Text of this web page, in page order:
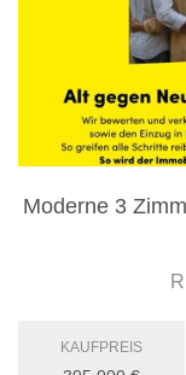
Moderne 3
KAUFPREIS